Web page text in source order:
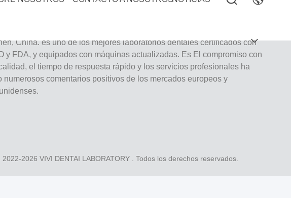
China. es uno de los mejores laboratorios dentales certificados con
y FDA, y equipados con máquinas actualizadas. Es El compromiso con
el tiempo de respuesta rápido y los servicios profesionales ha
numerosos comentarios positivos de los mercados europeos y
2022-2026 VIVI DENTAI LABORATORY. Todos los derechos reservados.